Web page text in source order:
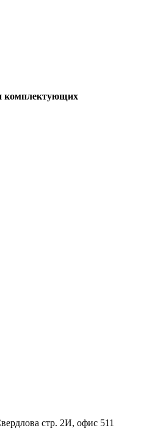
комплектующих
стр. 2И, офис 511